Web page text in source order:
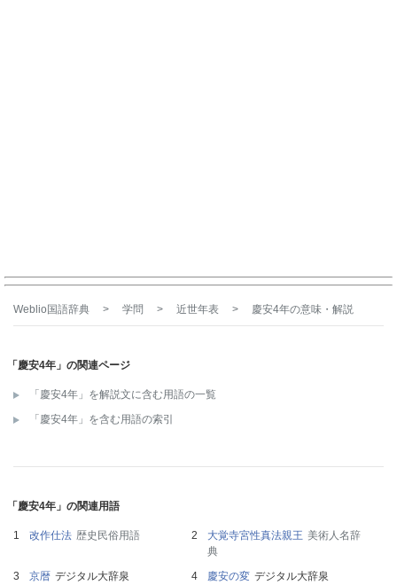
Weblio国語辞典 > 学問 > 近世年表 > 慶安4年の意味・解説
「慶安4年」の関連ページ
「慶安4年」を解説文に含む用語の一覧
「慶安4年」を含む用語の索引
「慶安4年」の関連用語
改作仕法 歴史民俗用語 大覚寺宮性真法親王 美術人名辞
典
京暦 デジタル大辞泉 慶安の変 デジタル大辞泉